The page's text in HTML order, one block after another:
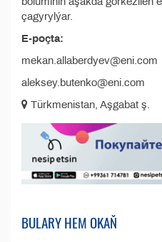
çagyrylýar.
E-poçta:
mekan.allaberdyev@eni.com
aleksey.butenko@eni.com
Türkmenistan, Aşgabat ş.
BULARY HEM OKAŇ